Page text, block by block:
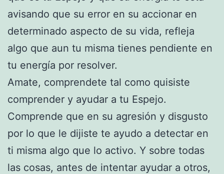
avisando que su error en su accionar en
determinado aspecto de su vida, refleja
algo que aun tu misma tienes pendiente en
tu energía por resolver.
Amate, comprendete tal como quisiste
comprender y ayudar a tu Espejo.
Comprende que en su agresión y disgusto
por lo que le dijiste te ayudo a detectar en
ti misma algo que lo activo. Y sobre todas
las cosas, antes de intentar ayudar a otros,